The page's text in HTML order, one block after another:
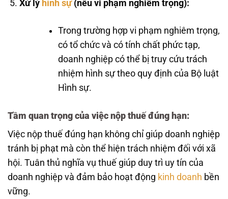
Xử lý hình sự(nếu vi phạm nghiêm trọng):
Trong trường hợp vi phạm nghiêm trọng,
có tổ chức và có tính chất phức tạp,
doanh nghiệp có thể bị truy cứu trách
nhiệm hình sự theo quy định của Bộ luật
Hình sự.
Tầm quan trọng của việc nộp thuế đúng hạn:
Việc nộp thuế đúng hạn không chỉ giúp doanh nghiệp
tránh bị phạt mà còn thể hiện trách nhiệm đối với xã
hội. Tuân thủ nghĩa vụ thuế giúp duy trì uy tín của
doanh nghiệp và đảm bảo hoạt động kinh doanh bền
vững.